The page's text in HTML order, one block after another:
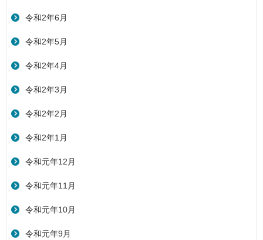
令和2年6月
令和2年5月
令和2年4月
令和2年3月
令和2年2月
令和2年1月
令和元年12月
令和元年11月
令和元年10月
令和元年9月